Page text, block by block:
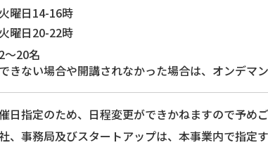
曜日14-16時
20-22時
～20名
きない場合や開講されなかった場合は、オンデマ
日指定のため、日程変更ができかねますので予めご
、事務局及びスタートアップは、本事業内で指定